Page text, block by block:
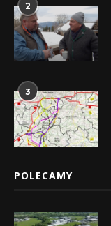
2
3
POLECAMY